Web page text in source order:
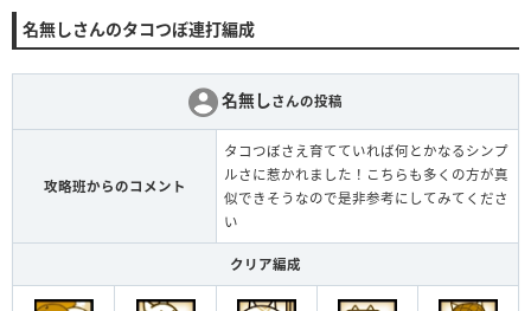
名無しさんのタコつぼ連打編成
名無しさんの投稿
攻略班からのコメント
タコつぼさえ育てていれば何とかなるシンプ
ルさに惹かれました！こちらも多くの方が真
似できそうなので是非参考にしてみてくださ
い
クリア編成